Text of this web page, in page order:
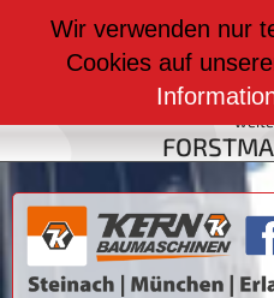
Wir verwenden nur
Cookies auf